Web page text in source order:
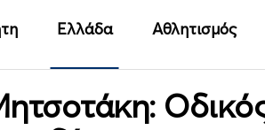
Ελλάδα Αθλητισμός